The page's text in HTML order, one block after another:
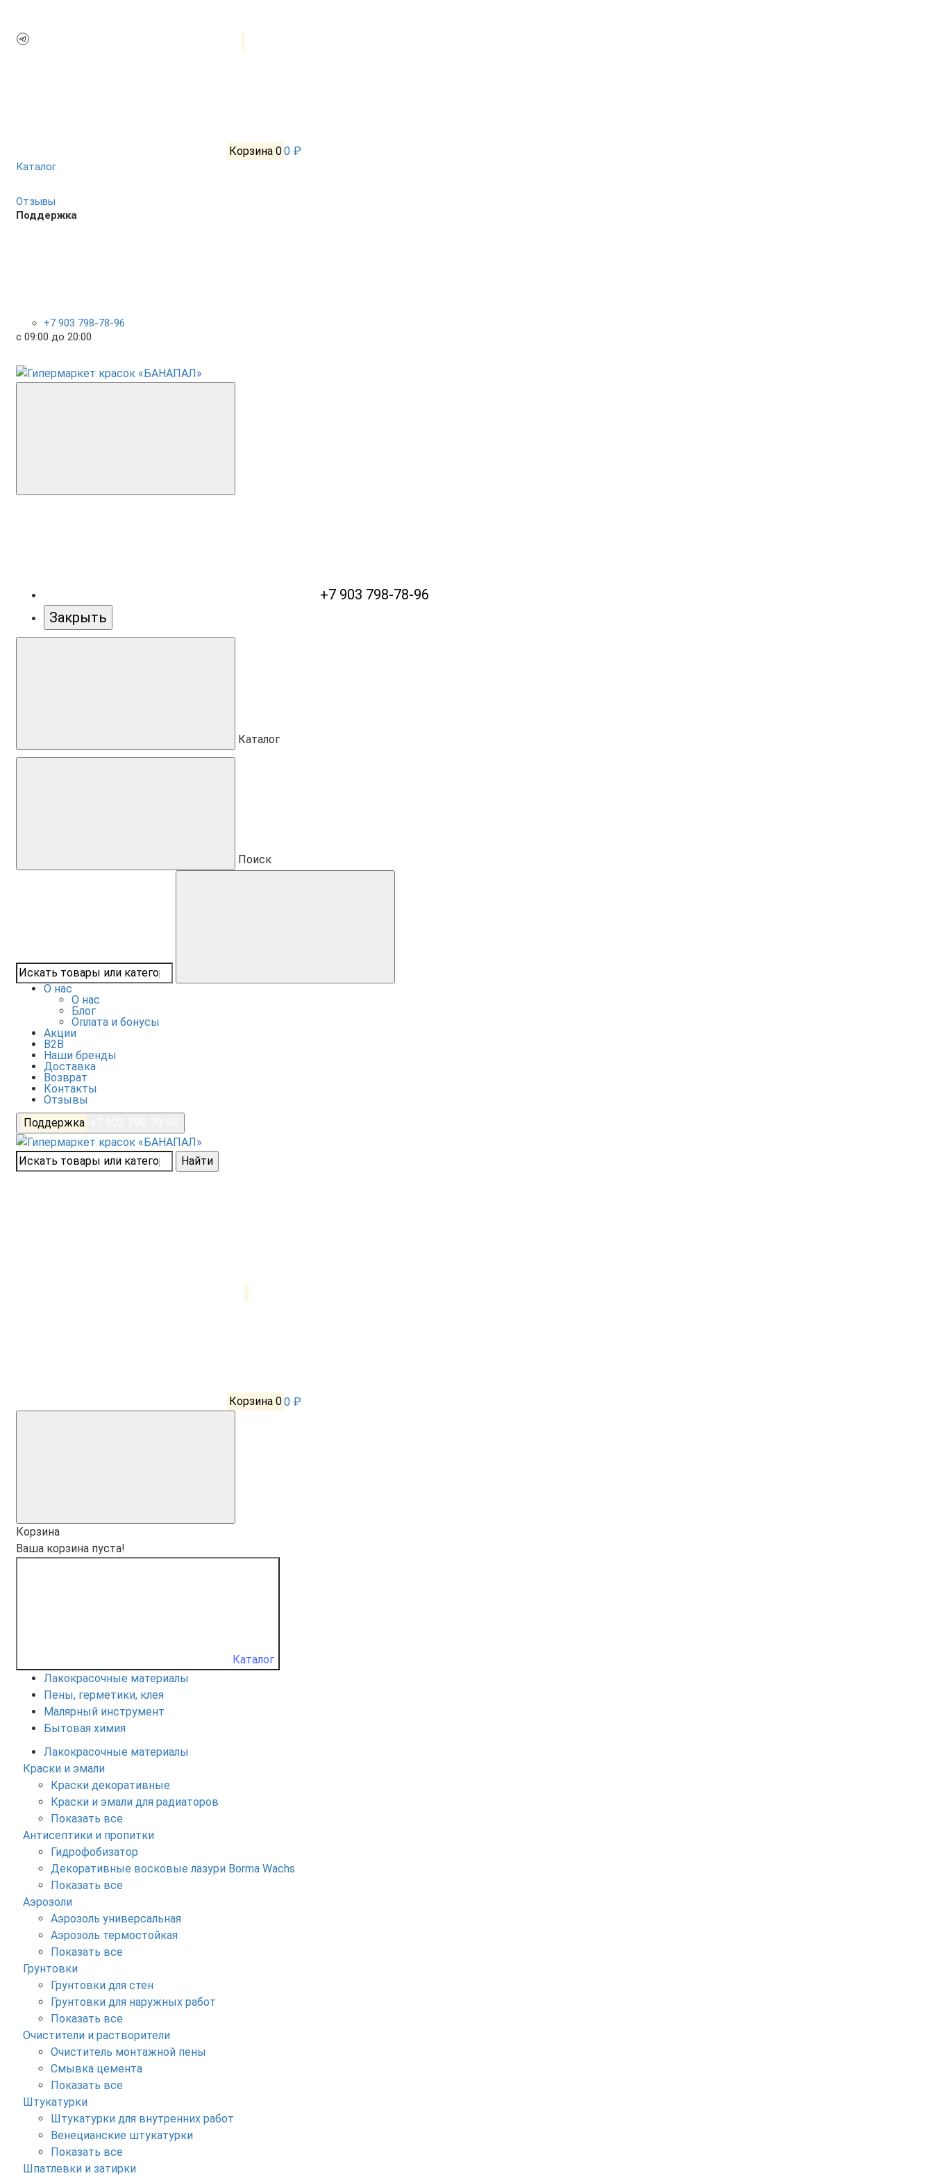
Корзина 00 ₽
Каталог
Отзывы
Поддержка
+7 903 798-78-96
с 09:00 до 20:00
+7 903 798-78-96
Закрыть
Каталог
Поиск
О нас
О нас
Блог
Оплата и бонусы
Акции
B2B
Наши бренды
Доставка
Возврат
Контакты
Отзывы
Поддержка
Найти
Корзина 00 ₽
Корзина
Ваша корзина пуста!
Каталог
Лакокрасочные материалы
Пены, герметики, клея
Малярный инструмент
Бытовая химия
Лакокрасочные материалы
Краски и эмали
Краски декоративные
Краски и эмали для радиаторов
Показать все
Антисептики и пропитки
Гидрофобизатор
Декоративные восковые лазури Borma Wachs
Показать все
Аэрозоли
Аэрозоль универсальная
Аэрозоль термостойкая
Показать все
Грунтовки
Грунтовки для стен
Грунтовки для наружных работ
Показать все
Очистители и растворители
Очиститель монтажной пены
Смывка цемента
Показать все
Штукатурки
Штукатурки для внутренних работ
Венецианские штукатурки
Показать все
Шпатлевки и затирки